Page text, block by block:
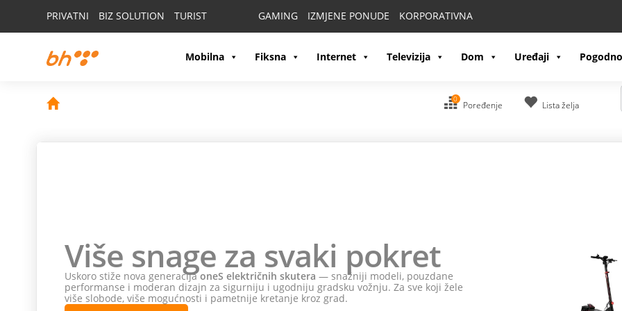
PRIVATNI BIZ SOLUTION TURIST GAMING IZMJENE PONUDE KORPORATIVNA
Mobilna Fiksna Internet Televizija Dom Uređaji
0
Poređenje Lista želja
Više snage za svaki pokret
Uskoro stiže nova generacijaoneS električnih skutera — snažniji modeli, pouzdane
performanse i moderan dizajn za sigurniju i ugodniju gradsku vožnju. Za sve koji žele
više slobode, više mogućnosti i pametnije kretanje kroz grad.